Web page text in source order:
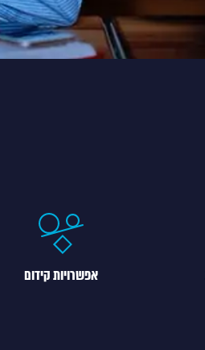
אפשרויות קידום